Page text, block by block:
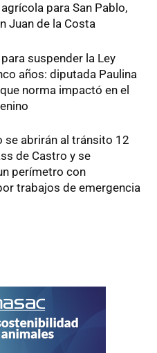
para San Pablo,
Juan de la Costa
suspender la Ley
años: diputada Paulina
norma impactó en el
se abrirán al tránsito 12
de Castro y se
perímetro con
trabajos de emergencia